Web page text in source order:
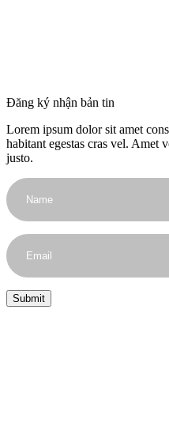
Đăng ký nhận bản tin
Lorem ipsum dolor sit amet
habitant egestas cras vel. Amet
justo.